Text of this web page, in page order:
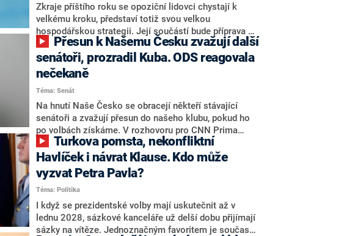
Zkraje příštího roku se opoziční lidovci chystají k
velkému kroku, představí totiž svou velkou
hospodářskou strategii. Její součástí bude příprava na
stárnutí populace, řekl ve středu na setkání s novináři
nový předseda lidovců Jan Grolich. Ten zároveň v
senátních volbách kandiduje ve Vyškově. Popsal i
aktivitu opozice, o níž vládní strany nebo političtí
komentátoři mluví jako o slabé a v defenzivě. „Je to
úmorná práce upozorňovat na chyby vlády. Ministři s
námi navíc nechodí do debat. Chceme ale ukazovat
svoje témata,“ odpověděl Grolich na dotaz CNN Prima
NEWS.
senátoři, prozradil Kuba. ODS reagovala
nečekaně
Téma: Senát
Na hnutí Naše Česko se obracejí někteří stávající
senátoři a zvažují přesun do našeho klubu, pokud ho
po volbách získáme. V rozhovoru pro CNN Prima
NEWS to řekl zakladatel hnutí a jihočeský hejtman
Martin Kuba. Konkrétní nebyl, ale získat by takto mohl
například senátora Zdeňka Hrabu, který je dnes
součástí klubu ODS a TOP 09. Hraba to na dotaz
redakce nevyloučil. Předseda klubu senátorů ODS
Zdeněk Nytra redakci řekl, že počítá s odchodem
některých senátorů z klubu a že Naše Česko není
nepřítel, ale soupeř.
Havlíček i návrat Klause. Kdo může
vyzvat Petra Pavla?
Téma: Politika
I když se prezidentské volby mají uskutečnit až v
lednu 2028, sázkové kanceláře už delší dobu přijímají
sázky na vítěze. Jednoznačným favoritem je současná